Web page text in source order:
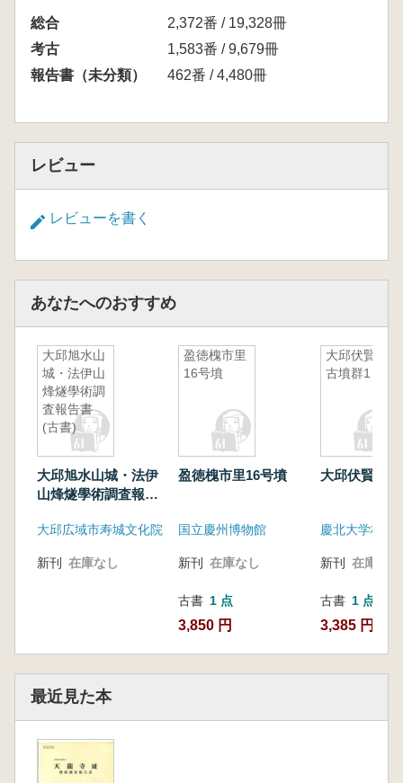
総合
2,372番 / 19,328冊
考古
1,583番 / 9,679冊
報告書（未分類）
462番 / 4,480冊
レビュー
レビューを書く
あなたへのおすすめ
大邱旭水山
城・法伊山
烽燧學術調
査報告書
(古書)
大邱旭水山城・法伊
山烽燧學術調査報告
大邱広域市寿城文化院
新刊 在庫なし
盈徳槐市里
16号墳
盈徳槐市里16号墳
国立慶州博物館
新刊 在庫なし
古書 1 点
3,850 円
大邱伏賢洞
古墳群1
大邱伏賢洞
新刊 在庫なし
古書 1 点
3,385 円
最近見た本